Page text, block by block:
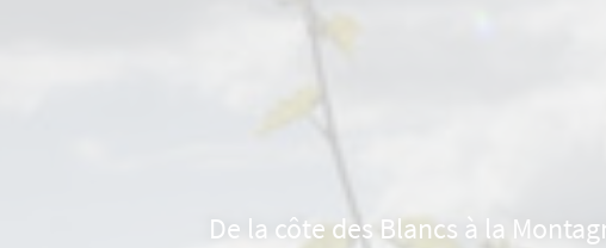
De la côte des Blancs à la